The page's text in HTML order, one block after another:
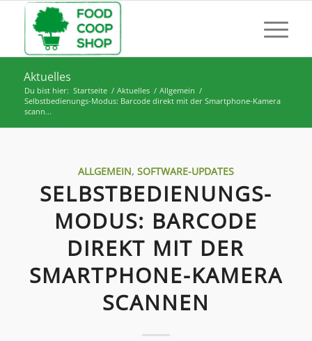
Aktuelles
Du bist hier: Startseite / Aktuelles / Allgemein /
Selbstbedienungs-Modus: Barcode direkt mit der Smartphone-Kamera
scann...
ALLGEMEIN, SOFTWARE-UPDATES
SELBSTBEDIENUNGS-
MODUS: BARCODE
DIREKT MIT DER
SMARTPHONE-KAMERA
SCANNEN